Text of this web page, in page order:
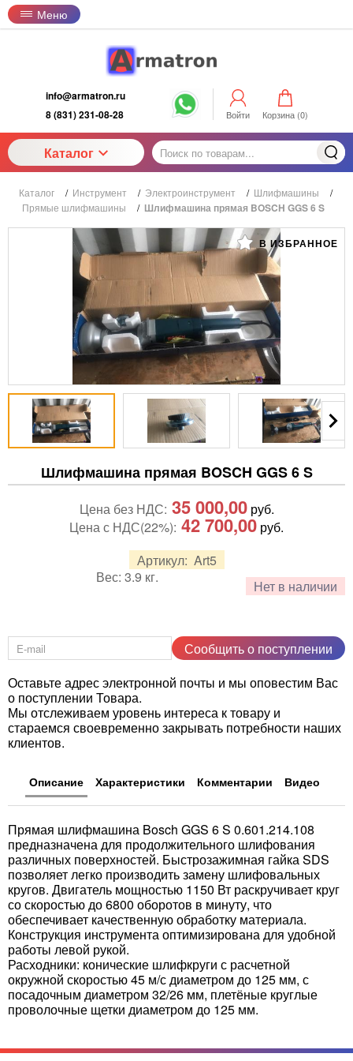
Меню
info@armatron.ru
8 (831) 231-08-28
Войти Корзина (0)
Каталог
Каталог / Инструмент / Электроинструмент / Шлифмашины
/
Прямые шлифмашины
/ Шлифмашина прямая BOSCH GGS 6 S
В ИЗБРАННОЕ
Шлифмашина прямая BOSCH GGS 6 S
Артикул: Art5
Нет в наличии
Вес: 3.9 кг.
Цена без НДС: 35 000,00руб.
Цена с НДС(22%): 42 700,00 руб.
Сообщить о поступлении
Оставьте адрес электронной почты и мы оповестим Вас
о поступлении Товара.
Мы отслеживаем уровень интереса к товару и
стараемся своевременно закрывать потребности наших
клиентов.
Описание Характеристики Комментарии Видео
Прямая шлифмашина Bosch GGS 6 S 0.601.214.108
предназначена для продолжительного шлифования
различных поверхностей. Быстрозажимная гайка SDS
позволяет легко производить замену шлифовальных
кругов. Двигатель мощностью 1150 Вт раскручивает круг
со скоростью до 6800 оборотов в минуту, что
обеспечивает качественную обработку материала.
Конструкция инструмента оптимизирована для удобной
работы левой рукой.
Расходники: конические шлифкруги с расчетной
окружной скоростью 45 м/с диаметром до 125 мм, с
посадочным диаметром 32/26 мм, плетёные круглые
проволочные щетки диаметром до 125 мм.